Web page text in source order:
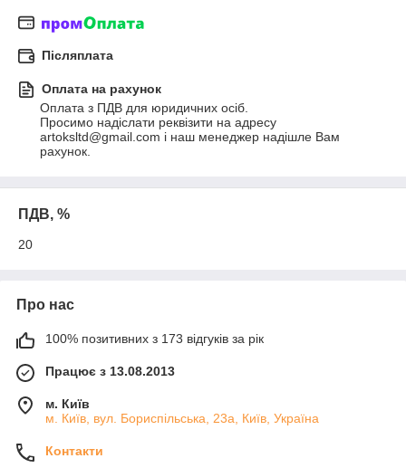
Післяплата
Оплата на рахунок
Оплата з ПДВ для юридичних осіб.
Просимо надіслати реквізити на адресу
artoksltd@gmail.com і наш менеджер надішле Вам
рахунок.
ПДВ, %
20
Про нас
100% позитивних з 173 відгуків за рік
Працює з 13.08.2013
м. Київ
м. Київ, вул. Бориспільська, 23а, Київ, Україна
Контакти